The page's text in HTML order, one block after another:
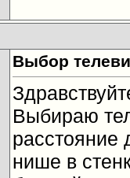
Выбор
Выбираю
расстояние
нише в